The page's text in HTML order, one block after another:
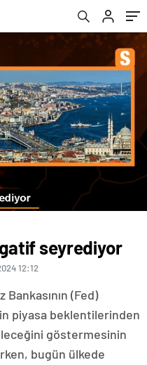
seyrediyor
12:12
(Fed)
piyasa beklentilerinden
göstermesinin
bugün ülkede